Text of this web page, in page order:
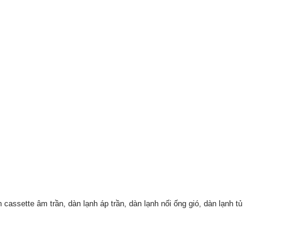
âm trần, dàn lạnh áp trần, dàn lạnh nối ống gió, dàn lạnh tủ